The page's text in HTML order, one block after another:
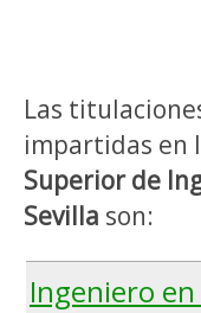
Las
impartidas en
Superior de
Sevilla son:
Ingeniero